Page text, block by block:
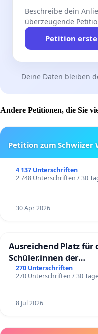
Beschreibe dein
überzeugende
Petition
Deine Daten bleiben
Andere Petitionen, die Sie
Petition zum Schwiizer
4 137 Unterschriften
2 748 Unterschriften / 30
30 Apr 2026
Ausreichend Platz für
Schüler.innen der
Schönbergschule
270 Unterschriften
270 Unterschriften / 30
8 Jul 2026